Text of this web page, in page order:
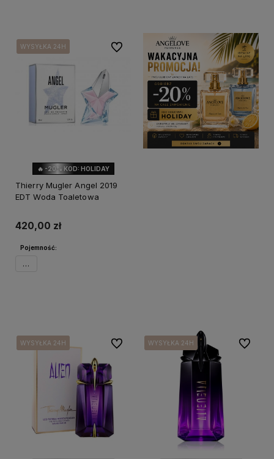
🔥 -20% KOD: HOLIDAY
WYSYŁKA 24H
WYSYŁKA 24H
WYSYŁKA 24H
Thierry Mugler Angel 2019
EDT Woda Toaletowa
420,00 zł
Pojemność:
50ml
Do ulubionych
WYSYŁKA 24H
WYSYŁKA 24H
WYSYŁKA 24H Do ulubionychWYSYŁKA 24H
WYSYŁKA 24H
WYSYŁKA 24H Do